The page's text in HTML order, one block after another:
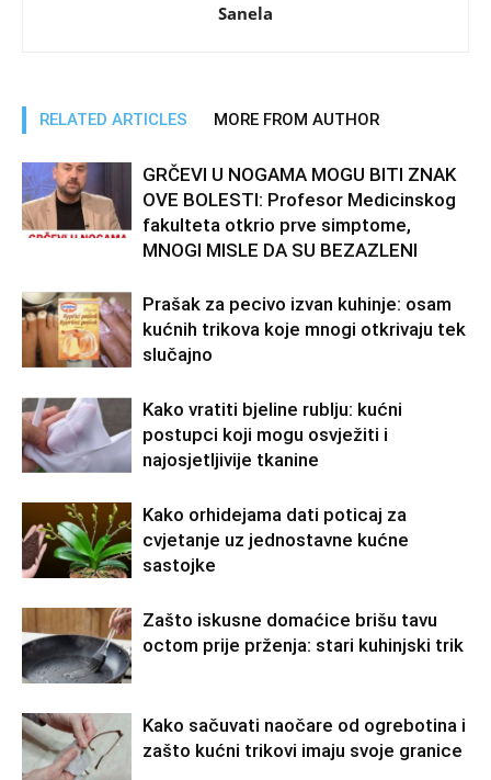
Sanela
RELATED ARTICLES MORE FROM AUTHOR
GRČEVI U NOGAMA MOGU BITI ZNAK
OVE BOLESTI: Profesor Medicinskog
fakulteta otkrio prve simptome,
MNOGI MISLE DA SU BEZAZLENI
Prašak za pecivo izvan kuhinje: osam
kućnih trikova koje mnogi otkrivaju tek
slučajno
Kako vratiti bjeline rublju: kućni
postupci koji mogu osvježiti i
najosjetljivije tkanine
Kako orhidejama dati poticaj za
cvjetanje uz jednostavne kućne
sastojke
Zašto iskusne domaćice brišu tavu
octom prije prženja: stari kuhinjski trik
Kako sačuvati naočare od ogrebotina i
zašto kućni trikovi imaju svoje granice